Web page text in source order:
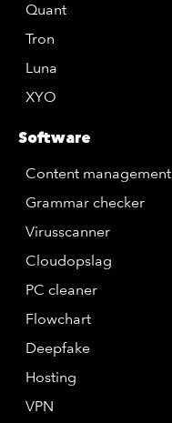
Quant
Tron
Luna
XYO
Software
Content management
Grammar checker
Virusscanner
Cloudopslag
PC cleaner
Flowchart
Deepfake
Hosting
VPN